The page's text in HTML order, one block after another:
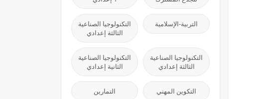
التربية-الإسلامية
التكنولوجيا الصناعية
الثالثة إعدادي
التكنولوجيا الصناعية
الثالثة إعدادي
التكنولوجيا الصناعية
الثانية إعدادي
التكوين المهني التمارين